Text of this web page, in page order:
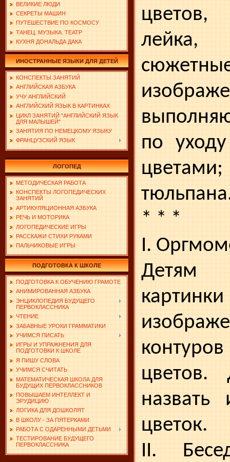
ВЕЛИКИЕ ЛЮДИ
СЕКРЕТЫ МАШИН
ПУТЕШЕСТВИЕ ПО КОСМОСУ
ТАНЕЦ. МУЗЫКА. ТЕАТР
КУХНЯ ДОНАЛЬДА ДАКА
ИНОСТРАННЫЕ ЯЗЫКИ ДЛЯ ДЕТЕЙ
КОНСПЕКТЫ ЗАНЯТИЙ
АНГЛИЙСКАЯ АЗБУКА
УЧУ АНГЛИЙСКИЙ
АНГЛИЙСКИЙ ЯЗЫК В КАРТИНКАХ
ЦИКЛ ЗАНЯТИЙ "АНГЛИЙСКИЙ ЯЗЫК
ДЛЯ МАЛЫШЕЙ"
ЗАНЯТИЯ ПО НЕМЕЦКОМУ ЯЗЫКУ
ФРАНЦУЗСКИЙ ЯЗЫК
ЛОГОПЕД
МЕТОДИЧЕСКАЯ РАБОТА
КОНСПЕКТЫ ЛОГОПЕДИЧЕСКИХ
ЗАНЯТИЙ
АРТИКУЛЯЦИОННАЯ АЗБУКА
РЕЧЬ И МОТОРИКА
ЛОГОПЕДИЧЕСКИЕ ИГРЫ
РАССКАЖИ СТИХИ РУКАМИ
ПАЛЬЧИКОВЫЕ ИГРЫ
ПОДГОТОВКА К ШКОЛЕ
ПОДГОТОВКА К ОБУЧЕНИЮ ГРАМОТЕ
АНИМИРОВАННАЯ АЗБУКА
ЭНЦИКЛОПЕДИЯ БУДУЩЕГО
ПЕРВОКЛАССНИКА
ЧТЕНИЕ
ЗАБАВНЫЕ УРОКИ ГРАММАТИКИ
УЧИМСЯ ПИСАТЬ
ИГРЫ И УПРАЖНЕНИЯ ДЛЯ
ПОДГОТОВКИ К ШКОЛЕ
Я ПИШУ СЛОВА
УЧИМСЯ СЧИТАТЬ
МАТЕМАТИЧЕСКАЯ ШКОЛА ДЛЯ
БУДУЩИХ ПЕРВОКЛАССНИКОВ
ПОВЫШАЕМ ИНТЕЛЛЕКТ И
ЭРУДИЦИЮ
ЛОГИКА ДЛЯ ДОШКОЛЯТ
В ШКОЛУ - ЗА ПЯТЕРКАМИ
РАБОТА С ОДАРЕННЫМИ ДЕТЬМИ
ТЕСТИРОВАНИЕ БУДУЩЕГО
ПЕРВОКЛАССНИКА
по
* * *
I.
Детям
цветов.
назвать
цветок.
II.